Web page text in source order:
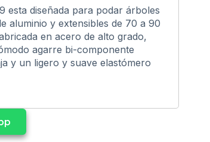
esta diseñada para podar árboles
aluminio y extensibles de 70 a 90
en acero de alto grado,
agarre bi-componente
y un ligero y suave elastómero